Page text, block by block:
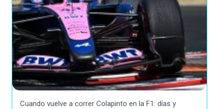
Cuando vuelve a correr Colapinto en la F1: días y